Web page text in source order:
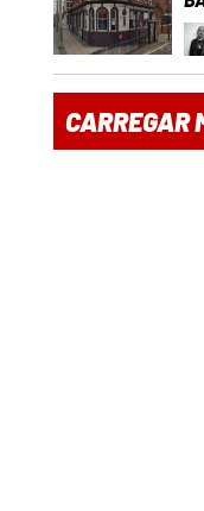
CARREGAR